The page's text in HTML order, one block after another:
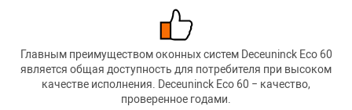
Главным преимуществом оконных систем Deceuninck Eco 60
является общая доступность для потребителя при высоком
качестве исполнения. Deceuninck Eco 60 − качество,
проверенное годами.